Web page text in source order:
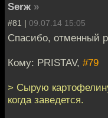
Serж »
#81 | 09.07.14 15:05
Спасибо, отменный
Кому: PRISTAV, #79
> Сырую
когда заведется.